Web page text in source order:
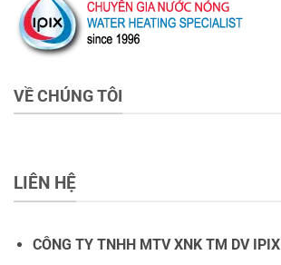
VỀ CHÚNG TÔI
LIÊN HỆ
CÔNG TY TNHH MTV XNK TM DV IPIX